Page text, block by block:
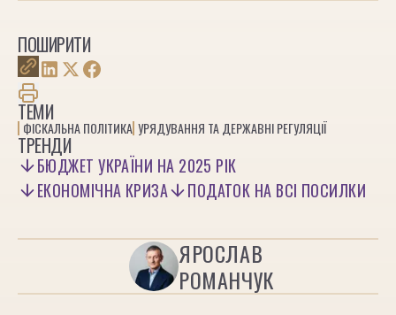
ПОШИРИТИ
ТЕМИ
ФІСКАЛЬНА ПОЛІТИКА УРЯДУВАННЯ ТА ДЕРЖАВНІ РЕГУЛЯЦІЇ
ТРЕНДИ
БЮДЖЕТ УКРАЇНИ НА 2025 РІК
ЕКОНОМІЧНА КРИЗА
ПОДАТОК НА ВСІ ПОСИЛКИ
ЯРОСЛАВ
РОМАНЧУК